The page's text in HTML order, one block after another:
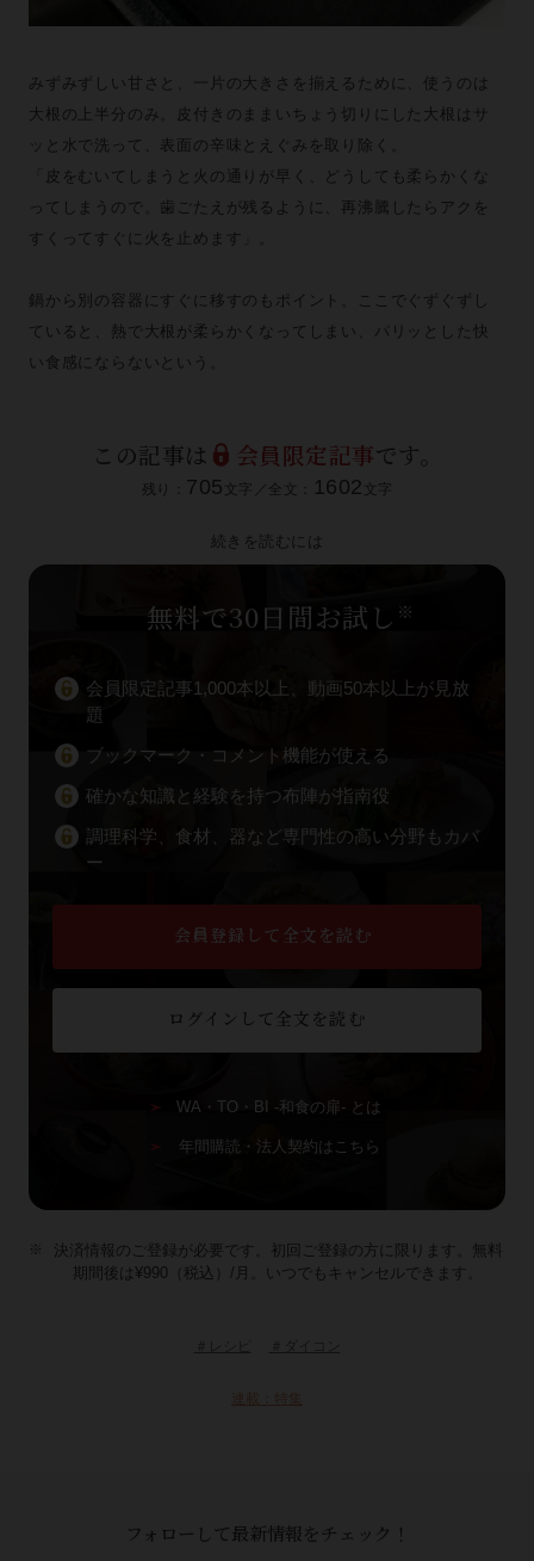
みずみずしい甘さと、一片の大きさを揃えるために、使うのは
大根の上半分のみ。皮付きのままいちょう切りにした大根はサ
ッと水で洗って、表面の辛味とえぐみを取り除く。
「皮をむいてしまうと火の通りが早く、どうしても柔らかくな
ってしまうので。歯ごたえが残るように、再沸騰したらアクを
すくってすぐに火を止めます」。
鍋から別の容器にすぐに移すのもポイント。ここでぐずぐずし
ていると、熱で大根が柔らかくなってしまい、パリッとした快
い食感にならないという。
この記事は 会員限定記事です。
残り： 705 文字／全文： 1602 文字
続きを読むには
無料で30日間お試し ※
会員限定記事1,000本以上、動画50本以上が見放
題
ブックマーク・コメント機能が使える
確かな知識と経験を持つ布陣が指南役
調理科学、食材、器など専門性の高い分野もカバ
ー
会員登録して全文を読む
ログインして全文を読む
WA・TO・BI -和食の扉- とは
年間購読・法人契約はこちら
決済情報のご登録が必要です。初回ご登録の方に限ります。無料
期間後は¥990（税込）/月。いつでもキャンセルできます。
連載：特集
フォローして最新情報をチェック！